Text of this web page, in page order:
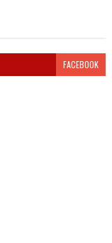
FACEBOOK